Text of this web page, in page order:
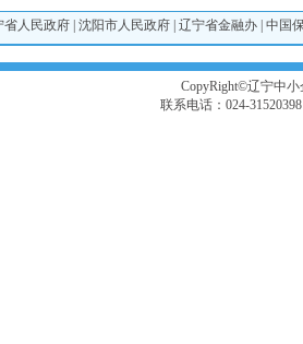
省人民政府 沈阳市人民政府 辽宁省金融办 中国
CopyRight©辽宁中小
联系电话：024-